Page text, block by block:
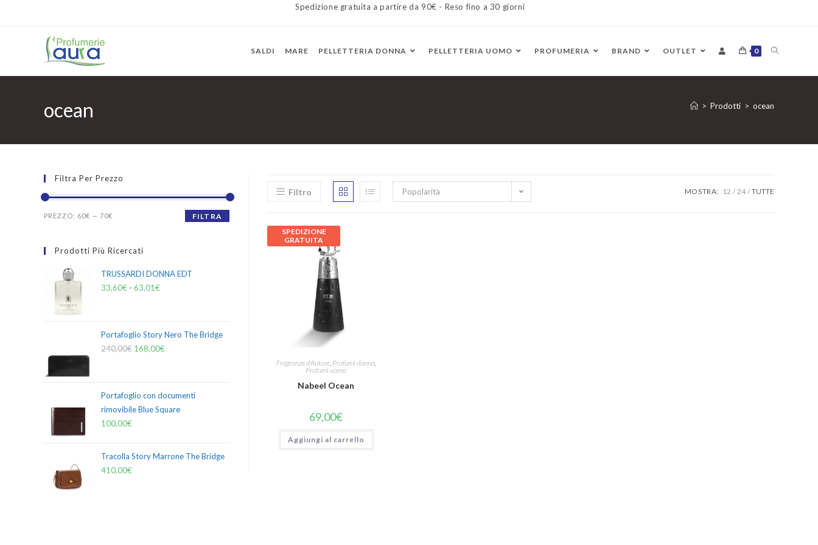
Spedizione gratuita a partire da 90€ - Reso fino a 30 giorni
SALDI MARE PELLETTERIA DONNA PELLETTERIA UOMO PROFUMERIA BRAND OUTLET 0
ocean > Prodotti > ocean
Filtro Popolarità MOSTRA: 12 24 TUTTE
SPEDIZIONE
GRATUITA
Fragranze d'Autore, Profumi donna
Profumi uomo
Nabeel Ocean
69,00€
Aggiungi al carrello
Filtra Per Prezzo
FILTRA
PREZZO: 60€ — 70€
Prodotti Più Ricercati
TRUSSARDI DONNA EDT
33,60€ - 63,01€
Portafoglio Story Nero The Bridge
240,00€ 168,00€
Portafoglio con documenti
rimovibile Blue Square
100,00€
Tracolla Story Marrone The Bridge
410,00€